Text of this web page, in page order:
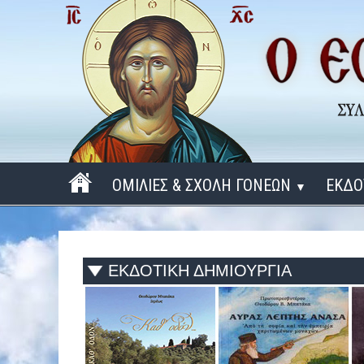
ΟΜΙΛΙΕΣ & ΣΧΟΛΗ ΓΟΝΕΩΝ ▼
ΠΕΡΙΟΔΟΣ 2025 - 2026
ΠΕΡΙΟΔΟΣ 2024 - 2025
ΠΕΡΙΟΔΟΣ 2023 - 2024
ΠΕΡΙΟΔΟΣ 2022 - 2023
ΕΚΔΟΤΙΚΗ ΔΗΜΙΟΥΡΓΙΑ